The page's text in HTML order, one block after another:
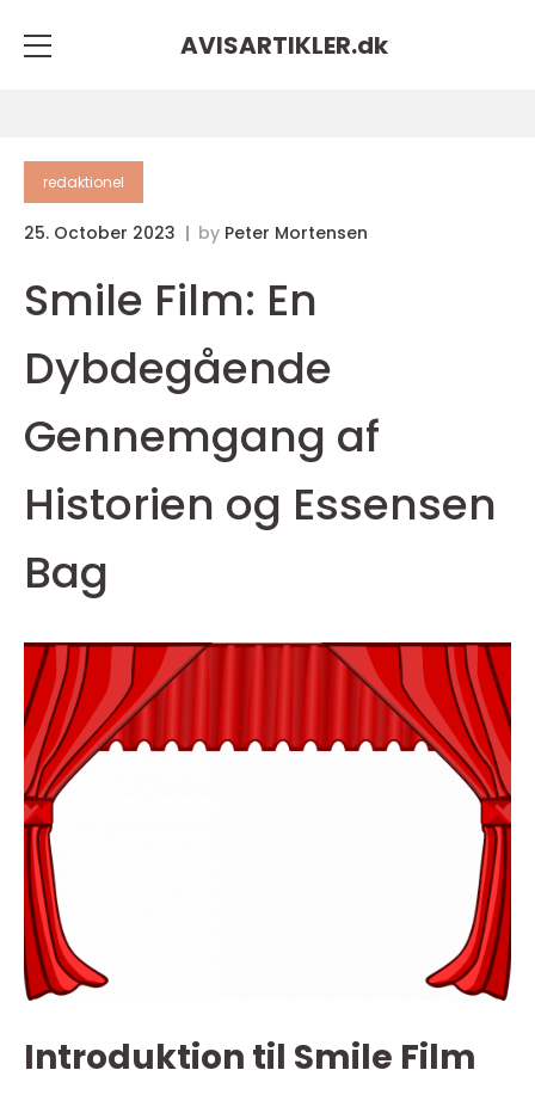
AVISARTIKLER.dk
redaktionel
25. October 2023 by Peter Mortensen
Smile Film: En
Dybdegående
Gennemgang af
Historien og Essensen
Bag
Introduktion til Smile Film